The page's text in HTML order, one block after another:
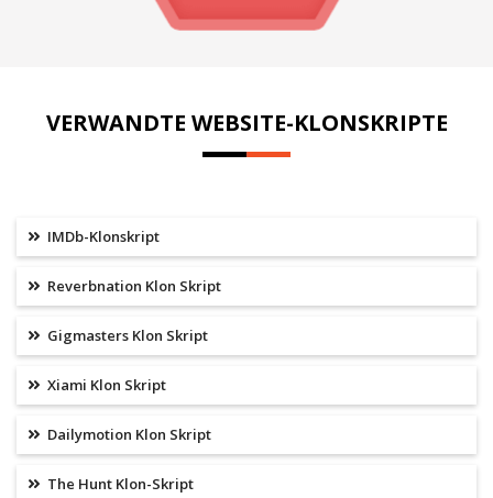
VERWANDTE WEBSITE-KLONSKRIPTE
IMDb-Klonskript
Reverbnation Klon Skript
Gigmasters Klon Skript
Xiami Klon Skript
Dailymotion Klon Skript
The Hunt Klon-Skript